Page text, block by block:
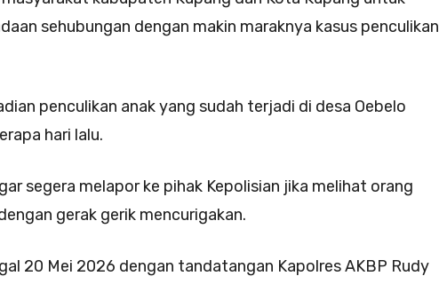
sehubungan dengan makin maraknya kasus penculikan
penculikan anak yang sudah terjadi di desa Oebelo
hari lalu.
segera melapor ke pihak Kepolisian jika melihat orang
gerak gerik mencurigakan.
20 Mei 2026 dengan tandatangan Kapolres AKBP Rudy